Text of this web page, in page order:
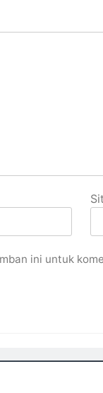
ini untuk